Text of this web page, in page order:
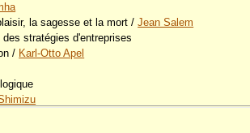
la sagesse et la mort /Jean Salem
stratégies d'entreprises
/ Karl-Otto Apel